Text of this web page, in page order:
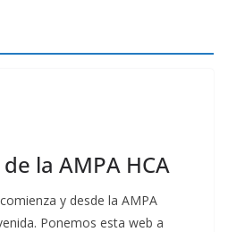
la AMPA HCA
y desde la AMPA
Ponemos esta web a